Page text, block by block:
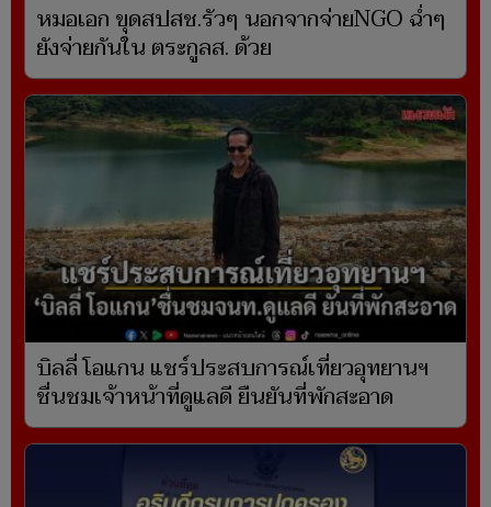
หมอเอก ขุดสปสช.รัวๆ นอกจากจ่ายNGO ฉ่ำๆ
ยังจ่ายกันใน ตระกูลส. ด้วย
บิลลี่ โอแกน แชร์ประสบการณ์เที่ยวอุทยานฯ
ชื่นชมเจ้าหน้าที่ดูแลดี ยืนยันที่พักสะอาด